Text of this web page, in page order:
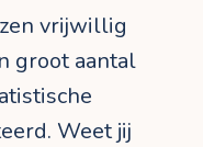
vrijwillig
groot aantal
Weet jij